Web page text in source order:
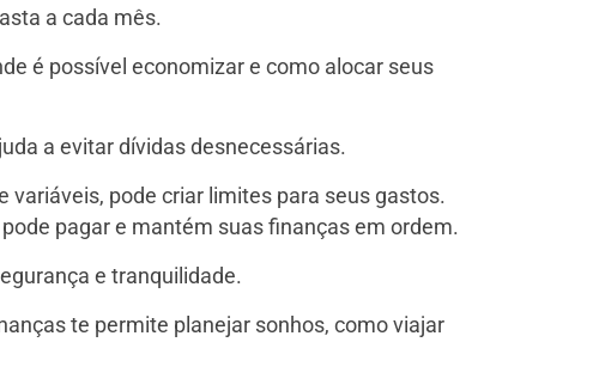
a cada mês.
é possível economizar e como alocar seus
a evitar dívidas desnecessárias.
variáveis, pode criar limites para seus gastos.
pagar e mantém suas finanças em ordem.
e tranquilidade.
te permite planejar sonhos, como viajar